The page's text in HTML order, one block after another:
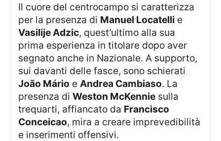
Il cuore del centrocampo si caratterizza
per la presenza di Manuel Locatelli e
Vasilije Adzic, quest’ultimo alla sua
prima esperienza in titolare dopo aver
segnato anche in Nazionale. A supporto,
sui davanti delle fasce, sono schierati
João Mário e Andrea Cambiaso. La
presenza diWeston McKennie sulla
trequarti, affiancato da Francisco
Conceicao, mira a creare imprevedibilità
e inserimenti offensivi.